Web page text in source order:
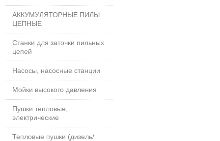
АККУМУЛЯТОРНЫЕ ПИЛЫ
ЦЕПНЫЕ
Станки для заточки пильных
цепей
Насосы, насосные станции
Мойки высокого давления
Пушки тепловые,
электрические
Тепловые пушки (дизель/